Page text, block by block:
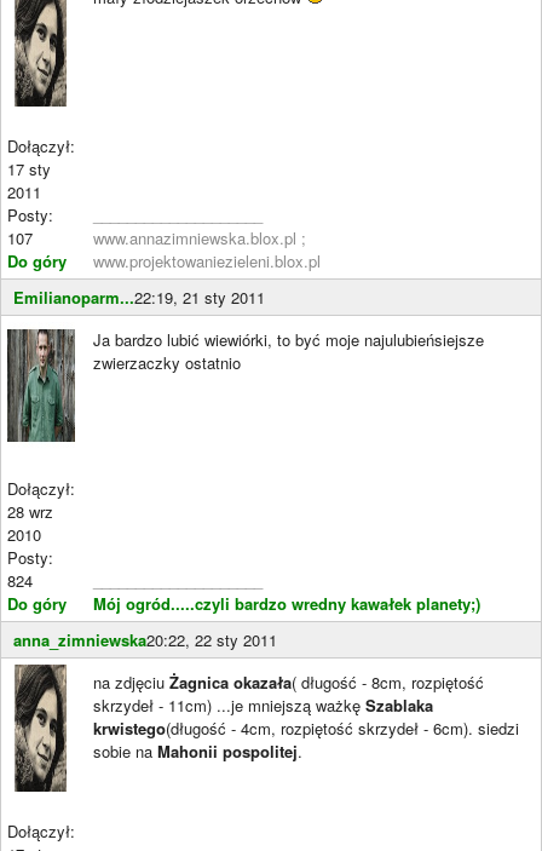
Dołączył:
17 sty
2011
Posty:
107
Do góry
www.annazimniewska.blox.pl ;
www.projektowaniezieleni.blox.pl
Emilianoparm...22:19, 21 sty 2011
Dołączył:
28 wrz
2010
Posty:
824
Do góry
Ja bardzo lubić wiewiórki, to być moje najulubieńsiejsze
zwierzaczky ostatnio
Mój ogród.....czyli bardzo wredny kawałek planety;)
anna_zimniewska20:22, 22 sty 2011
Dołączył:
na zdjęciu Żagnica okazała( długość - 8cm, rozpiętość
skrzydeł - 11cm) ...je mniejszą ważkę Szablaka
krwistego(długość - 4cm, rozpiętość skrzydeł - 6cm). siedzi
sobie na Mahonii pospolitej.